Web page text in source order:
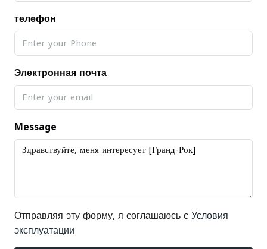
телефон
Электронная почта
Message
Отправляя эту форму, я соглашаюсь сУсловия
эксплуатации